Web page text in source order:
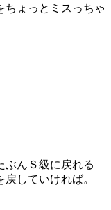
ちょっとミスっちゃ
ぶんＳ級に戻れる
していければ。